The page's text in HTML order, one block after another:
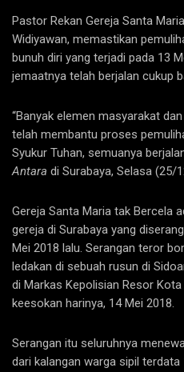
Pastor Rekan Gereja Santa
Widiyawan, memastikan
bunuh diri yang terjadi pada 13
jemaatnya telah berjalan cukup
“Banyak elemen masyarakat
telah membantu proses
Syukur Tuhan, semuanya
Antara di Surabaya, Selasa (25/
Gereja Santa Maria tak Bercela
gereja di Surabaya yang
Mei 2018 lalu. Serangan teror
ledakan di sebuah rusun di
di Markas Kepolisian Resor
keesokan harinya, 14 Mei 2018.
Serangan itu seluruhnya
dari kalangan warga sipil